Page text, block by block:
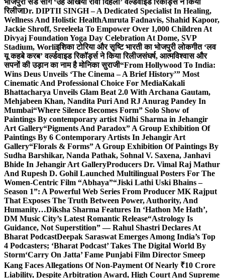
भोजपुरी सैड सांग ‘उहे अंखिया रोवा दिहला’ वर्ल्डवाइड रिकॉर्ड्स ने किया
रिलीजDr. DIPTII SINGH – A Dedicated Specialist In Healing,
Wellness And Holistic HealthAmruta Fadnavis, Shahid Kapoor,
Jackie Shroff, Sreeleela To Empower Over 1,000 Children At
Divyaj Foundation Yoga Day Celebration At Dome, SVP
Stadium, Worliइशिका टोरिया और सृष्टि भारती का भोजपुरी लोकगीत ‘लव
यू कहबे करब’ वर्ल्डवाइड रिकॉर्ड्स ने किया रिलीजसंघर्ष, आत्मविश्वास और
सपनों की उड़ान का नाम है मोनिका सुराजी“From Hollywood To India:
Wins Deus Unveils ‘The Cinema – A Brief History’” Most
Cinematic And Professional Choice For MediaKakali
Bhattacharya Unveils Glam Beat 2.0 With Archana Gautam,
Mehjabeen Khan, Nandita Puri And RJ Anurag Pandey In
Mumbai“Where Silence Becomes Form” Solo Show of
Paintings By contemporary artist Nidhi Sharma in Jehangir
Art Gallery“Pigments And Paradox” A Group Exhibition Of
Paintings By 6 Contemporary Artists In Jehangir Art
Gallery“Florals & Forms” A Group Exhibition Of Paintings By
Sudha Barshikar, Nanda Pathak, Sohnal V. Saxena, Janhavi
Bhide In Jehangir Art GalleryProducers Dr. Vimal Raj Mathur
And Rupesh D. Gohil Launched Multilingual Posters For The
Women-Centric Film “Abhaya”“Jiski Lathi Uski Bhains –
Season 1”: A Powerful Web Series From Producer MK Rajput
That Exposes The Truth Between Power, Authority, And
Humanity…Diksha Sharma Features In ‘Hathon Me Hath’,
DM Music City’s Latest Romantic Release“Astrology Is
Guidance, Not Superstition” — Rahul Shastri Declares At
Bharat PodcastDeepak Saraswat Emerges Among India’s Top
4 Podcasters; ‘Bharat Podcast’ Takes The Digital World By
Storm‘Carry On Jatta’ Fame Punjabi Film Director Smeep
Kang Faces Allegations Of Non-Payment Of Nearly ₹10 Crore
Liability, Despite Arbitration Award, High Court And Supreme